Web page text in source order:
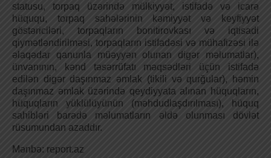
statusu, torpaq üzərində mülkiyyət, istifadə və icarə
hüququ, torpaq sahələrinin kəmiyyət və keyfiyyət
göstəriciləri, torpaqların bonitirovkası və iqtisadi
qiymətləndirilməsi, torpaqların istifadəsi və mühafizəsi ilə
əlaqədar qanunla müəyyən olunan digər məlumatlar),
ünvanının, kənd təsərrüfatı məqsədləri üçün istifadə
edilən digər daşınmaz əmlak (tikili və qurğular), həmin
daşınmaz əmlak üzərində qeydiyyata alınan hüquqların,
hüquqların yüklülüyünün (məhdudlaşdırılması), hüquq
sahibləri barədə məlumatların əldə olunması dövlət
rüsumundan azaddır.
Mənbə: report.az